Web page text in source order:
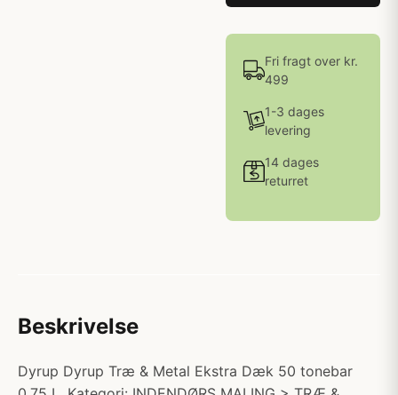
Fri fragt over kr.
499
1-3 dages
levering
14 dages
returret
Beskrivelse
Dyrup Dyrup Træ & Metal Ekstra Dæk 50 tonebar